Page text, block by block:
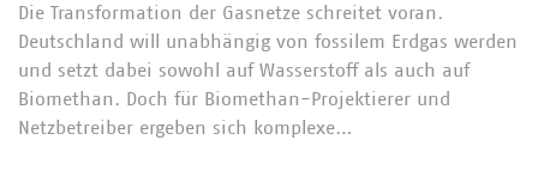
Die Transformation der Gasnetze schreitet voran.
Deutschland will unabhängig von fossilem Erdgas werden
und setzt dabei sowohl auf Wasserstoff als auch auf
Biomethan. Doch für Biomethan-Projektierer und
Netzbetreiber ergeben sich komplexe…